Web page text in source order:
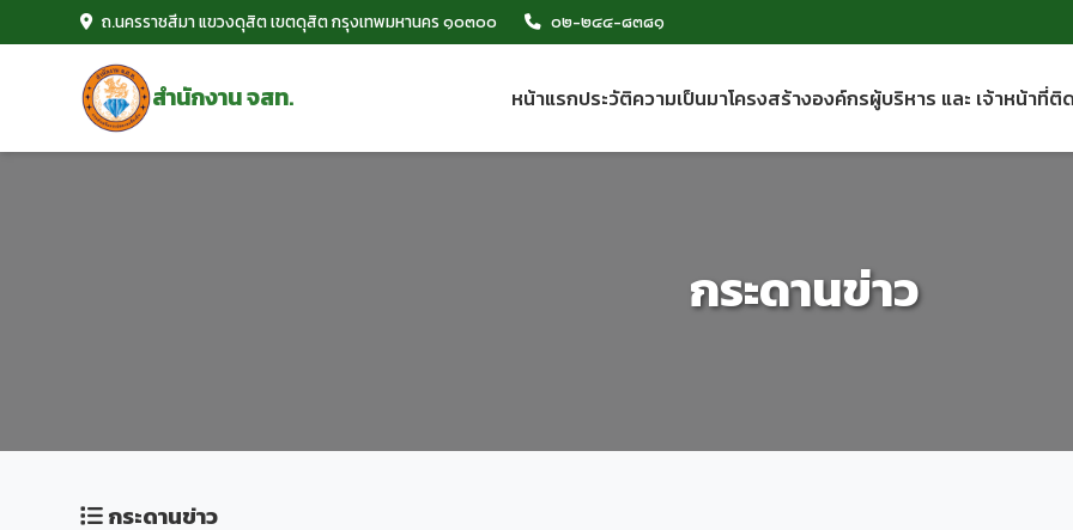
ถ.นครราชสีมา แขวงดุสิต เขตดุสิตกรุงเทพมหานคร ๑๐๓๐๐ ๐๒-๒๔๔-๘๓๘๑
สำนักงาน จสท. หน้าแรกประวัติความเป็นมาโครงสร้างองค์กรผู้บริหาร และ เจ้าหน้าที่ติ
กระดานข่าว
กระดานข่าว